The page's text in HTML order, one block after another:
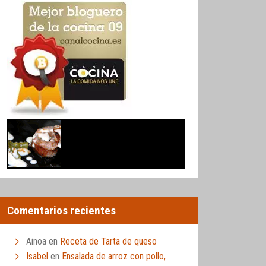
Comentarios recientes
Ainoa en Receta de Tarta de queso
Isabel en Ensalada de arroz con pollo,